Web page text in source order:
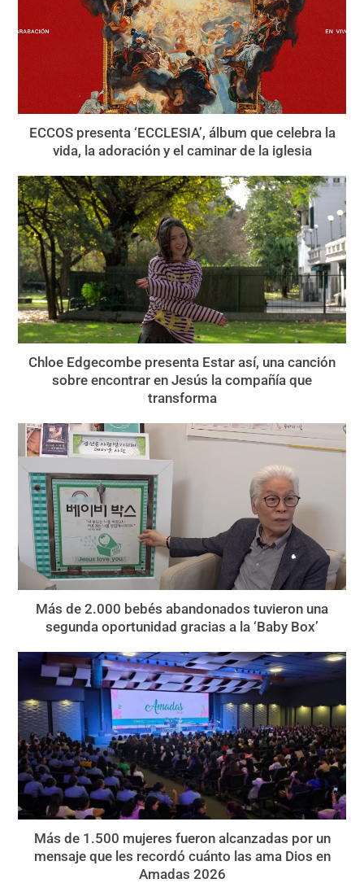
ECCOS presenta ‘ECCLESIA’, álbum que celebra la
vida, la adoración y el caminar de la iglesia
Chloe Edgecombe presenta Estar así, una canción
sobre encontrar en Jesús la compañía que
transforma
Más de 2.000 bebés abandonados tuvieron una
segunda oportunidad gracias a la ‘Baby Box’
Más de 1.500 mujeres fueron alcanzadas por un
mensaje que les recordó cuánto las ama Dios en
Amadas 2026